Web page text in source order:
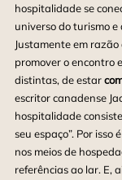
hospitalidade se
universo do turismo
Justamente em
promover o encontro
distintas, de estar
escritor canadense
hospitalidade
seu espaço”. Por isso
nos meios de
referências ao lar. E,